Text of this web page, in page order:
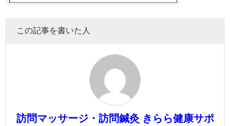
この記事を書いた人
訪問マッサージ・訪問鍼灸 きらら健康サポ